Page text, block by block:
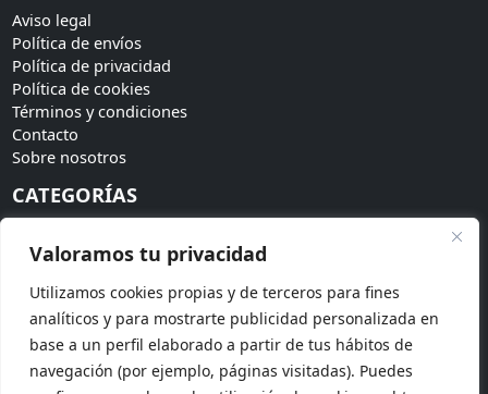
Valoramos tu privacidad
Utilizamos cookies propias y de terceros para fines
analíticos y para mostrarte publicidad personalizada en
base a un perfil elaborado a partir de tus hábitos de
navegación (por ejemplo, páginas visitadas). Puedes
Aviso legal
Política de envíos
Política de privacidad
Política de cookies
Términos y condiciones
Contacto
Sobre nosotros
CATEGORÍAS
Invitadas
Tendencias
SÍGUENOS
Síguenos en redes sociales para más novedades: